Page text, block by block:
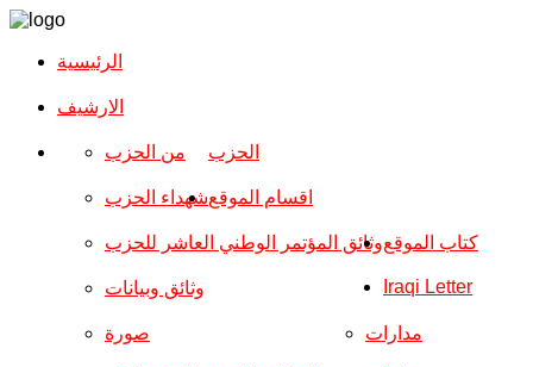
الرئيسية
الارشیف
الحزب من الحزب
شهداء الحزب
وثائق المؤتمر الوطني العاشر للحزب
وثائق وبيانات
اقسام الموقع
صورة مدارات
كتاب الموقع
Iraqi Letter